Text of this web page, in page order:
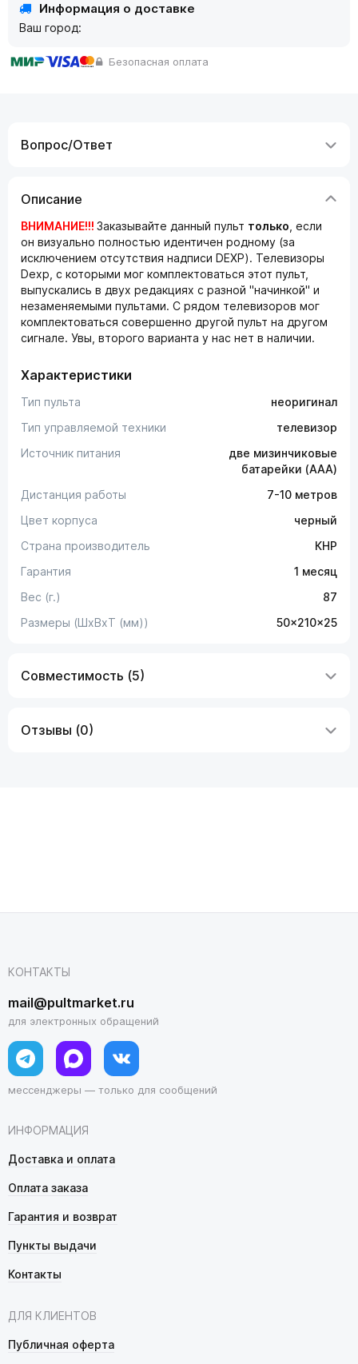
Информация о доставке
Ваш город:
Безопасная оплата
Вопрос/Ответ
Описание
ВНИМАНИЕ!!! Заказывайте данный пульт только , если
он визуально полностью идентичен родному (за
исключением отсутствия надписи DEXP). Телевизоры
Dexp, с которыми мог комплектоваться этот пульт,
выпускались в двух редакциях с разной "начинкой" и
незаменяемыми пультами. С рядом телевизоров мог
комплектоваться совершенно другой пульт на другом
сигнале. Увы, второго варианта у нас нет в наличии.
Характеристики
Тип пульта
неоригинал
Тип управляемой техники
телевизор
Источник питания
две мизинчиковые
батарейки (AAA)
Дистанция работы
7-10 метров
Цвет корпуса
черный
Страна производитель
КНР
Гарантия
1 месяц
Вес (г.)
87
Размеры (ШxВxТ (мм))
50x210x25
Совместимость (5)
Отзывы (0)
ИНФОРМАЦИЯ
Доставка и оплата
Оплата заказа
Гарантия и возврат
Пункты выдачи
Контакты
ДЛЯ КЛИЕНТОВ
Публичная оферта
КОНТАКТЫ
mail@pultmarket.ru
для электронных обращений
мессенджеры — только для сообщений